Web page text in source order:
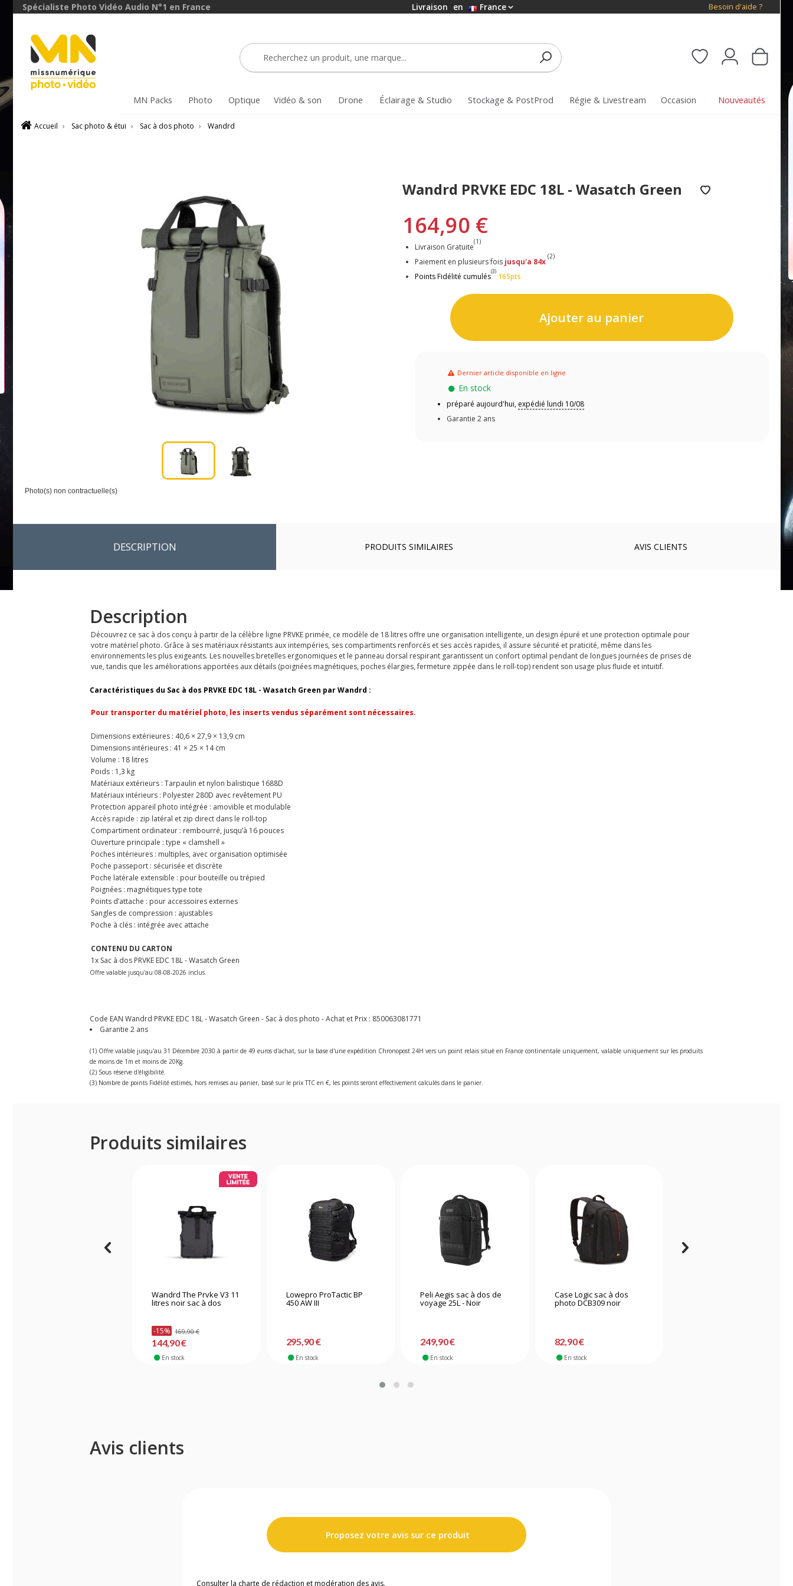
Spécialiste Photo Vidéo Audio N°1 en France Livraison en France Besoin d'aide ?
MN Packs Photo Optique Vidéo & son Drone Éclairage & Studio Stockage & PostProd Régie & Livestream Occasion Nouveautés
Accueil › Sac photo & étui › Sac à dos photo › Wandrd
Photo(s) non contractuelle(s)
Wandrd PRVKE EDC 18L - Wasatch Green
164,90 €
Livraison Gratuite
(1)
Paiement en plusieurs fois jusqu'a 84x
(2)
Points Fidélité cumulés
(3)
165pts
Ajouter au panier
Dernier article disponible en ligne
En stock
préparé aujourd'hui, expédié lundi 10/08
Garantie 2 ans
DESCRIPTION PRODUITS SIMILAIRES AVIS CLIENTS
Description
Découvrez ce sac à dos conçu à partir de la célèbre ligne PRVKE primée, ce modèle de 18 litres offre une organisation intelligente, un design épuré et une protection optimale pour
votre matériel photo. Grâce à ses matériaux résistants aux intempéries, ses compartiments renforcés et ses accès rapides, il assure sécurité et praticité, même dans les
environnements les plus exigeants. Les nouvelles bretelles ergonomiques et le panneau dorsal respirant garantissent un confort optimal pendant de longues journées de prises de
vue, tandis que les améliorations apportées aux détails (poignées magnétiques, poches élargies, fermeture zippée dans le roll-top) rendent son usage plus fluide et intuitif.
Caractéristiques du Sac à dos PRVKE EDC 18L - Wasatch Green par Wandrd :
Pour transporter du matériel photo, les inserts vendus séparément sont nécessaires.
Dimensions extérieures : 40,6 × 27,9 × 13,9 cm
Dimensions intérieures : 41 × 25 × 14 cm
Volume : 18 litres
Poids : 1,3 kg
Matériaux extérieurs : Tarpaulin et nylon balistique 1688D
Matériaux intérieurs : Polyester 280D avec revêtement PU
Protection appareil photo intégrée : amovible et modulable
Accès rapide : zip latéral et zip direct dans le roll-top
Compartiment ordinateur : rembourré, jusqu’à 16 pouces
Ouverture principale : type « clamshell »
Poches intérieures : multiples, avec organisation optimisée
Poche passeport : sécurisée et discrète
Poche latérale extensible : pour bouteille ou trépied
Poignées : magnétiques type tote
Points d’attache : pour accessoires externes
Sangles de compression : ajustables
Poche à clés : intégrée avec attache
CONTENU DU CARTON
1x Sac à dos PRVKE EDC 18L - Wasatch Green
Offre valable jusqu'au 08-08-2026 inclus.
Code EAN Wandrd PRVKE EDC 18L - Wasatch Green - Sac à dos photo - Achat et Prix : 850063081771
Garantie 2 ans
(1) Offre valable jusqu'au 31 Décembre 2030 à partir de 49 euros d'achat, sur la base d'une expédition Chronopost 24H vers un point relais situé en France continentale uniquement, valable uniquement sur les produits
de moins de 1m et moins de 20Kg.
(2) Sous réserve d'éligibilité.
(3) Nombre de points Fidélité estimés, hors remises au panier, basé sur le prix TTC en €, les points seront effectivement calculés dans le panier.
Produits similaires
Wandrd The Prvke V3 11
litres noir sac à dos
-15% 169,90 €
144,90 €
En stock
Lowepro ProTactic BP
450 AW III
295,90 €
En stock
Peli Aegis sac à dos de
voyage 25L - Noir
249,90 €
En stock
Case Logic sac à dos
photo DCB309 noir
82,90 €
En stock
Avis clients
Proposez votre avis sur ce produit
Consulter la charte de rédaction et modération des avis.